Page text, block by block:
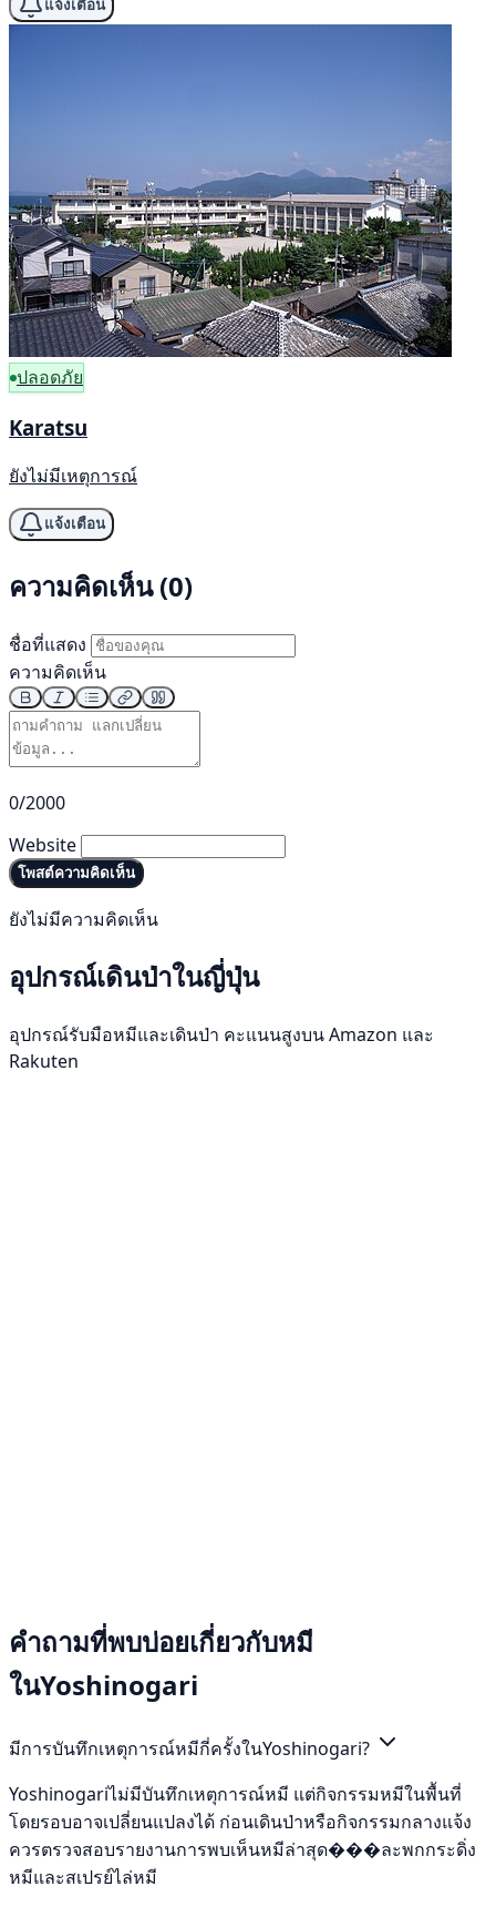
แจ้งเตือน
ปลอดภัย
Karatsu
ยังไม่มีเหตุการณ์
แจ้งเตือน
ความคิดเห็น (0)
ชื่อที่แสดง
ความคิดเห็น
0/2000
Website
โพสต์ความคิดเห็น
ยังไม่มีความคิดเห็น
อุปกรณ์เดินป่าในญี่ปุ่น
อุปกรณ์รับมือหมีและเดินป่า คะแนนสูงบน Amazon และ
Rakuten
คำถามที่พบบ่อยเกี่ยวกับหมี
ในYoshinogari
มีการบันทึกเหตุการณ์หมีกี่ครั้งในYoshinogari?
Yoshinogariไม่มีบันทึกเหตุการณ์หมี แต่กิจกรรมหมีในพื้นที่
โดยรอบอาจเปลี่ยนแปลงได้ ก่อนเดินป่าหรือกิจกรรมกลางแจ้ง
ควรตรวจสอบรายงานการพบเห็นหมีล่าสุด���ละพกกระดิ่ง
หมีและสเปรย์ไล่หมี